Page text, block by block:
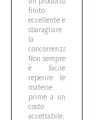
finito
eccellente e
sbaragliare
la
concorrenza.
Non sempre
è facile
reperire le
materie
prime a un
costo
accettabile.